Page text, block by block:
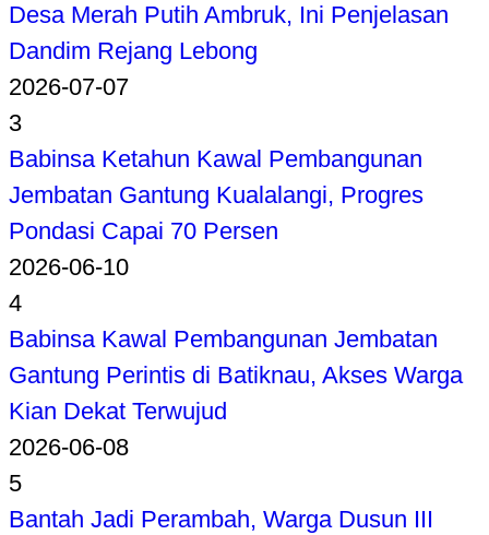
Desa Merah Putih Ambruk, Ini Penjelasan
Dandim Rejang Lebong
2026-07-07
3
Babinsa Ketahun Kawal Pembangunan
Jembatan Gantung Kualalangi, Progres
Pondasi Capai 70 Persen
2026-06-10
4
Babinsa Kawal Pembangunan Jembatan
Gantung Perintis di Batiknau, Akses Warga
Kian Dekat Terwujud
2026-06-08
5
Bantah Jadi Perambah, Warga Dusun III